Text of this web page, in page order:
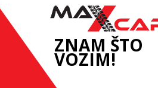
ZNAM ŠTO
VOZIM!